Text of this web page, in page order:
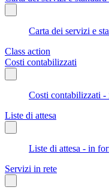
Carta dei servizi e
Class action
Costi contabilizzati
Costi contabilizzati -
Liste di attesa
Liste di attesa - in
Servizi in rete